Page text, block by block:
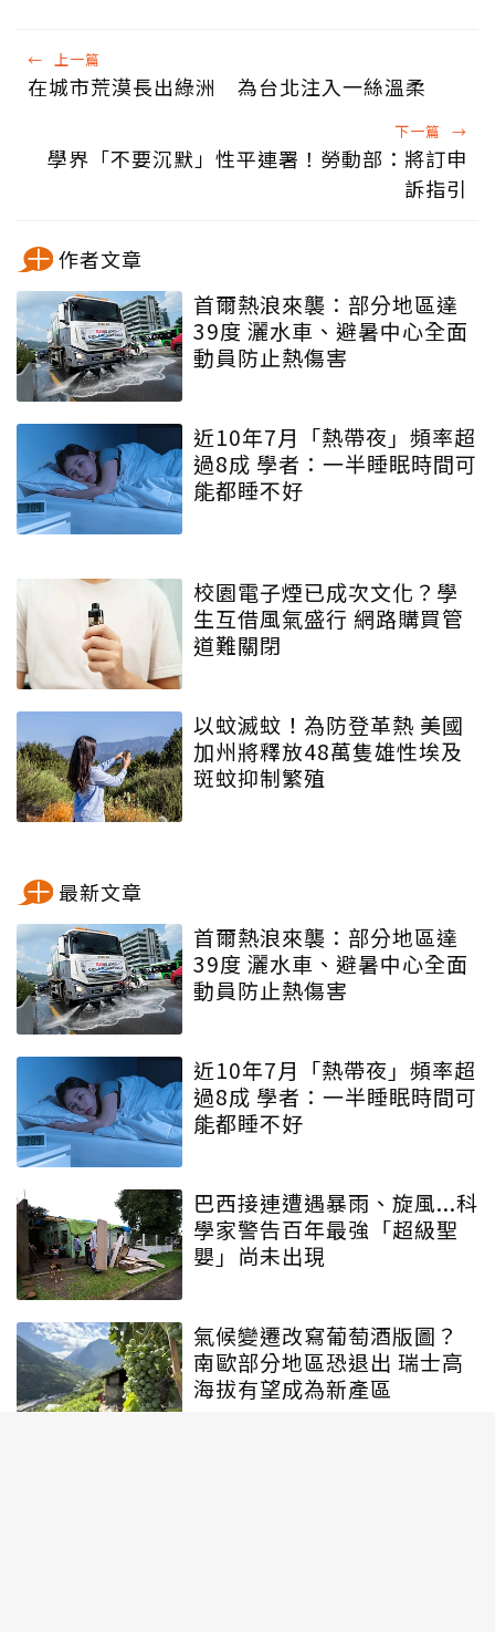
← 上一篇
在城市荒漠長出綠洲 為台北注入一絲溫柔
下一篇 →
學界「不要沉默」性平連署！勞動部：將訂申
訴指引
作者文章
首爾熱浪來襲：部分地區達
39度 灑水車、避暑中心全面
動員防止熱傷害
近10年7月「熱帶夜」頻率超
過8成 學者：一半睡眠時間可
能都睡不好
校園電子煙已成次文化？學
生互借風氣盛行 網路購買管
道難關閉
以蚊滅蚊！為防登革熱 美國
加州將釋放48萬隻雄性埃及
斑蚊抑制繁殖
最新文章
首爾熱浪來襲：部分地區達
39度 灑水車、避暑中心全面
動員防止熱傷害
近10年7月「熱帶夜」頻率超
過8成 學者：一半睡眠時間可
能都睡不好
巴西接連遭遇暴雨、旋風...科
學家警告百年最強「超級聖
嬰」尚未出現
氣候變遷改寫葡萄酒版圖？
南歐部分地區恐退出 瑞士高
海拔有望成為新產區